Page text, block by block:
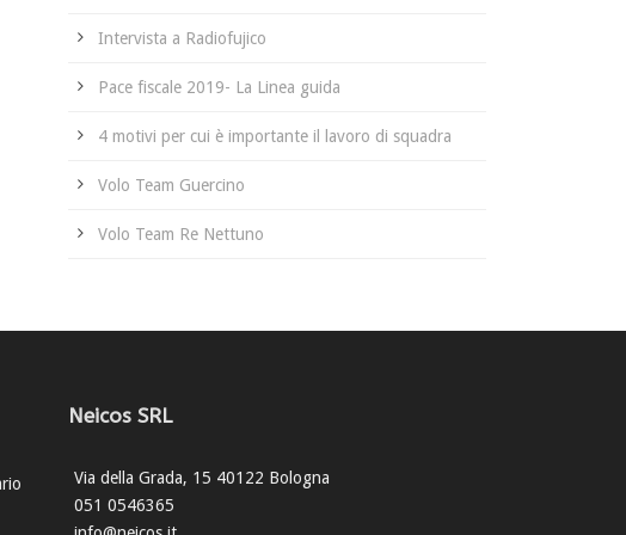
Intervista a Radiofujico
Pace fiscale 2019- La Linea guida
4 motivi per cui è importante il lavoro di squadra
Volo Team Guercino
Volo Team Re Nettuno
Neicos SRL
Via della Grada, 15 40122 Bologna
051 0546365